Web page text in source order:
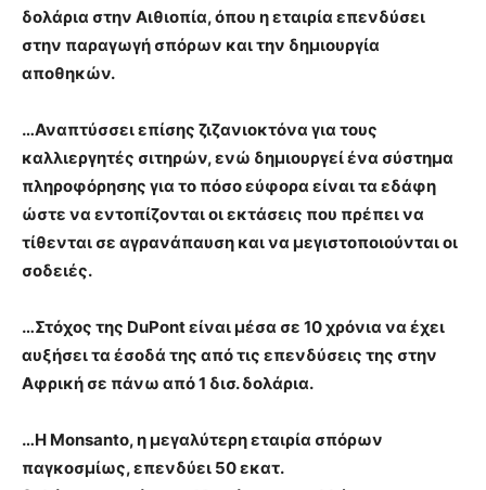
δολάρια στην Αιθιοπία, όπου η εταιρία επενδύσει
στην παραγωγή σπόρων και την δημιουργία
αποθηκών.
…Αναπτύσσει επίσης ζιζανιοκτόνα για τους
καλλιεργητές σιτηρών, ενώ δημιουργεί ένα σύστημα
πληροφόρησης για το πόσο εύφορα είναι τα εδάφη
ώστε να εντοπίζονται οι εκτάσεις που πρέπει να
τίθενται σε αγρανάπαυση και να μεγιστοποιούνται οι
σοδειές.
…Στόχος της DuPont είναι μέσα σε 10 χρόνια να έχει
αυξήσει τα έσοδά της από τις επενδύσεις της στην
Αφρική σε πάνω από 1 δισ. δολάρια.
…Η Monsanto, η μεγαλύτερη εταιρία σπόρων
παγκοσμίως, επενδύει 50 εκατ.